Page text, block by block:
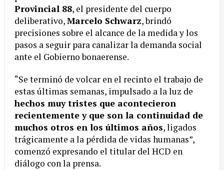
Provincial 88, el presidente del cuerpo
deliberativo,Marcelo Schwarz, brindó
precisiones sobre el alcance de la medida y los
pasos a seguir para canalizar la demanda social
ante el Gobierno bonaerense.
“Se terminó de volcar en el recinto el trabajo de
estas últimas semanas, impulsado a la luz de
hechos muy tristes que acontecieron
recientemente y que son la continuidad de
muchos otros en los últimos años, ligados
trágicamente a la pérdida de vidas humanas”,
comenzó expresando el titular del HCD en
diálogo con la prensa.